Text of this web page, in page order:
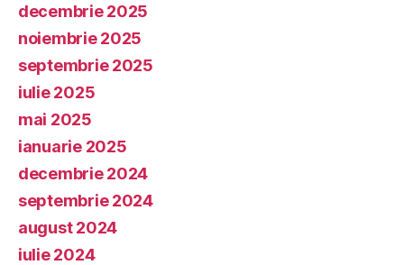
decembrie 2025
noiembrie 2025
septembrie 2025
iulie 2025
mai 2025
ianuarie 2025
decembrie 2024
septembrie 2024
august 2024
iulie 2024